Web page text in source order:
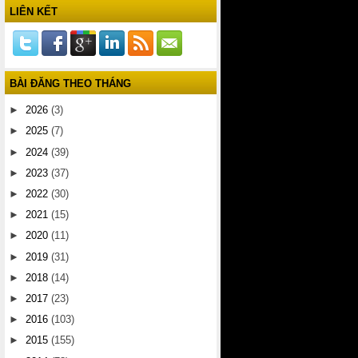
LIÊN KẾT
BÀI ĐĂNG THEO THÁNG
► 2026 (3)
► 2025 (7)
► 2024 (39)
► 2023 (37)
► 2022 (30)
► 2021 (15)
► 2020 (11)
► 2019 (31)
► 2018 (14)
► 2017 (23)
► 2016 (103)
► 2015 (155)